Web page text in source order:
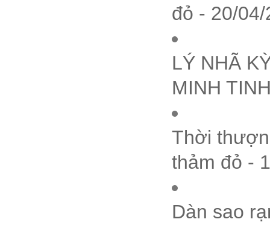
đỏ - 20/
LÝ NHÃ
MINH
Thời
thảm đỏ -
Dàn sao